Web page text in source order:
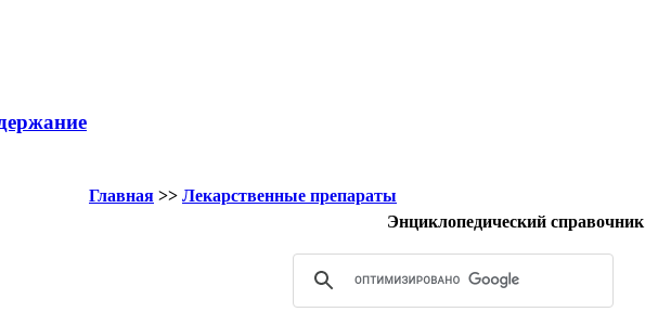
Главная >> Лекарственные препараты
Энциклопедический справочник